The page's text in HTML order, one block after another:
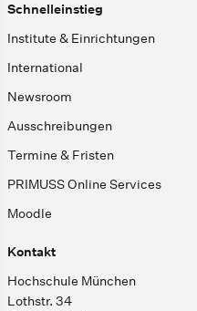
Schnelleinstieg
Institute & Einrichtungen
International
Newsroom
Ausschreibungen
Termine & Fristen
PRIMUSS Online Services
Moodle
Kontakt
Hochschule München
Lothstr. 34